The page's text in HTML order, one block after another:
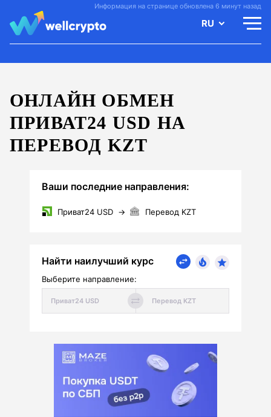
Информация на странице обновлена 6 минут назад
RU
ОНЛАЙН ОБМЕН
ПРИВАТ24 USD НА
ПЕРЕВОД KZT
Ваши последние направления:
Приват24 USD → Перевод KZT
Найти наилучший курс
Выберите направление: